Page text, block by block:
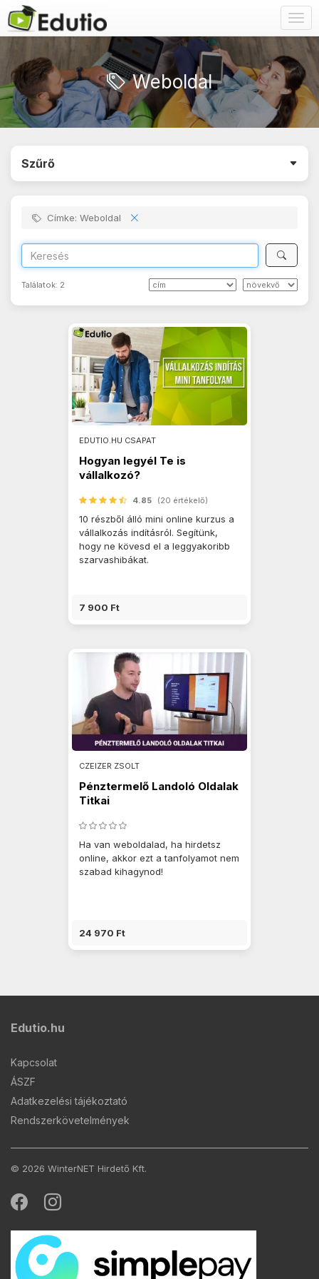
Weboldal
Szűrő
Címke: Weboldal
Találatok: 2
EDUTIO.HU CSAPAT
Hogyan legyél Te is
vállalkozó?
4.85 (20 értékelő)
10 részből álló mini online kurzus a
vállalkozás indításról. Segítünk,
hogy ne kövesd el a leggyakoribb
szarvashibákat.
7 900 Ft
CZEIZER ZSOLT
Pénztermelő Landoló Oldalak
Titkai
Ha van weboldalad, ha hirdetsz
online, akkor ezt a tanfolyamot nem
szabad kihagynod!
24 970 Ft
Edutio.hu
Kapcsolat
ÁSZF
Adatkezelési tájékoztató
Rendszerkövetelmények
© 2026 WinterNET Hirdető Kft.